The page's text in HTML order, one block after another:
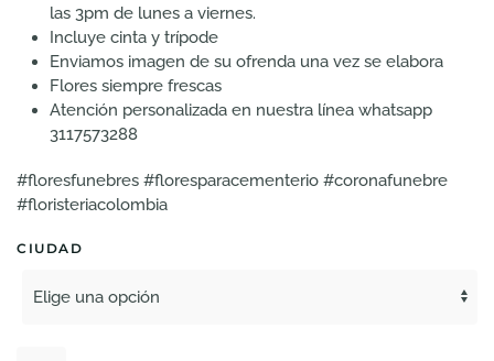
las 3pm de lunes a viernes.
Incluye cinta y trípode
Enviamos imagen de su ofrenda una vez se elabora
Flores siempre frescas
Atención personalizada en nuestra línea whatsapp
3117573288
#floresfunebres #floresparacementerio #coronafunebre
#floristeriacolombia
CIUDAD